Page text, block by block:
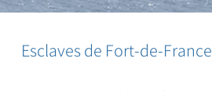
Esclaves de Fort-de-France